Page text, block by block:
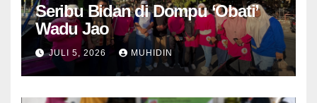
Seribu Bidan di Dompu ‘Obati’
Wadu Jao
JULI 5, 2026 MUHIDIN